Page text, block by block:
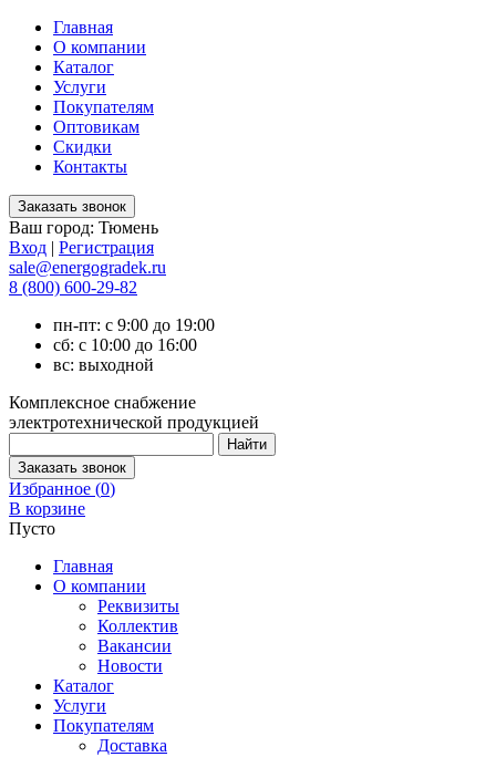
Главная
О компании
Каталог
Услуги
Покупателям
Оптовикам
Скидки
Контакты
Ваш город: Тюмень
Вход | Регистрация
sale@energogradek.ru
8 (800) 600-29-82
пн-пт: с 9:00 до 19:00
сб: с 10:00 до 16:00
вс: выходной
Комплексное снабжение
электротехнической продукцией
Избранное (0)
В корзине
Пусто
Главная
О компании
Реквизиты
Коллектив
Вакансии
Новости
Каталог
Услуги
Покупателям
Доставка